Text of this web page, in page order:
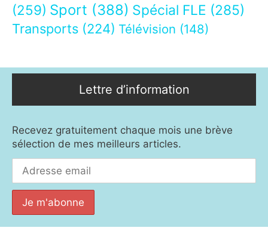
(259) Sport (388) Spécial FLE (285)
Transports (224) Télévision (148)
Lettre d’information
Recevez gratuitement chaque mois une brève
sélection de mes meilleurs articles.